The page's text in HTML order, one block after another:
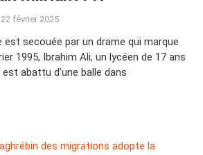
22 février 2025
est secouée par un drame qui marque
1995, Ibrahim Ali, un lycéen de 17 ans
abattu d’une balle dans